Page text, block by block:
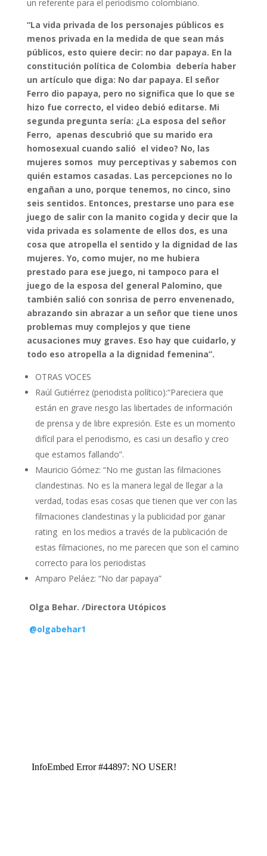
un referente para el periodismo colombiano.
“La vida privada de los personajes públicos es
menos privada en la medida de que sean más
públicos, esto quiere decir: no dar papaya. En la
constitución política de Colombia debería haber
un artículo que diga: No dar papaya. El señor
Ferro dio papaya, pero no significa que lo que se
hizo fue correcto, el video debió editarse. Mi
segunda pregunta sería: ¿La esposa del señor
Ferro, apenas descubrió que su marido era
homosexual cuando salió el video? No, las
mujeres somos muy perceptivas y sabemos con
quién estamos casadas. Las percepciones no lo
engañan a uno, porque tenemos, no cinco, sino
seis sentidos. Entonces, prestarse uno para ese
juego de salir con la manito cogida y decir que la
vida privada es solamente de ellos dos, es una
cosa que atropella el sentido y la dignidad de las
mujeres. Yo, como mujer, no me hubiera
prestado para ese juego, ni tampoco para el
juego de la esposa del general Palomino, que
también salió con sonrisa de perro envenenado,
abrazando sin abrazar a un señor que tiene unos
problemas muy complejos y que tiene
acusaciones muy graves. Eso hay que cuidarlo, y
todo eso atropella a la dignidad femenina”.
OTRAS VOCES
Raúl Gutiérrez (periodista político):“Pareciera que
están en grave riesgo las libertades de información
de prensa y de libre expresión. Este es un momento
difícil para el periodismo, es casi un desafío y creo
que estamos fallando”.
Mauricio Gómez: “No me gustan las filmaciones
clandestinas. No es la manera legal de llegar a la
verdad, todas esas cosas que tienen que ver con las
filmaciones clandestinas y la publicidad por ganar
rating en los medios a través de la publicación de
estas filmaciones, no me parecen que son el camino
correcto para los periodistas
Amparo Peláez: “No dar papaya”
Olga Behar. /Directora Utópicos
@olgabehar1